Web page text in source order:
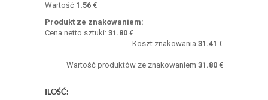
Wartość 1.56€
Produkt ze znakowaniem:
Cena netto sztuki: 31.80€
Koszt znakowania31.41 €
Wartość produktów ze znakowaniem31.80 €
ILOŚĆ: